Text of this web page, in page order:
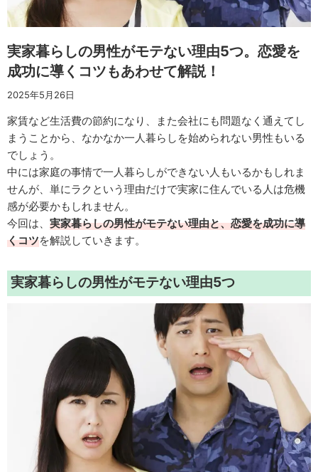
実家暮らしの男性がモテない理由5つ。恋愛を
成功に導くコツもあわせて解説！
2025年5月26日
家賃など生活費の節約になり、また会社にも問題なく通えてし
まうことから、なかなか一人暮らしを始められない男性もいる
でしょう。
中には家庭の事情で一人暮らしができない人もいるかもしれま
せんが、単にラクという理由だけで実家に住んでいる人は危機
感が必要かもしれません。
今回は、 実家暮らしの男性がモテない理由と、恋愛を成功に導
くコツを解説していきます。
実家暮らしの男性がモテない理由5つ